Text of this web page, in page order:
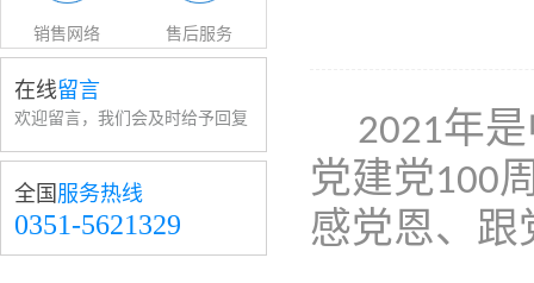
销售网络 售后服务
在线留言
欢迎留言，我们会及时给予回复
全国 服务热线
0351-5621329
2021年
党建党100
感党恩、跟